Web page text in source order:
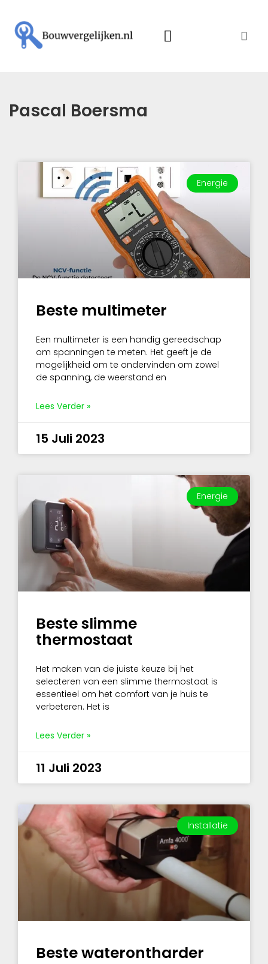
Pascal Boersma
Energie
Beste multimeter
Een multimeter is een handig gereedschap
om spanningen te meten. Het geeft je de
mogelijkheid om te ondervinden om zowel
de spanning, de weerstand en
Lees Verder »
15 Juli 2023
Energie
Beste slimme
thermostaat
Het maken van de juiste keuze bij het
selecteren van een slimme thermostaat is
essentieel om het comfort van je huis te
verbeteren. Het is
Lees Verder »
11 Juli 2023
Installatie
Beste waterontharder